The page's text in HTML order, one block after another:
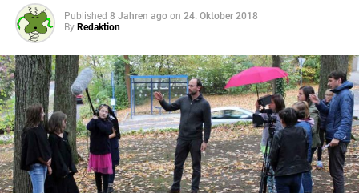
Published 8 Jahren ago on 24. Oktober 2018
By Redaktion